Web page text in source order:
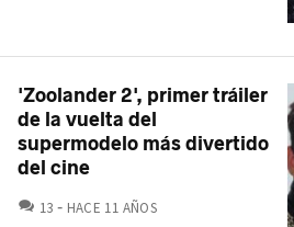
'Zoolander 2', primer tráiler
de la vuelta del
supermodelo más divertido
del cine
13 COMENTARIOS
HACE 11 AÑOS